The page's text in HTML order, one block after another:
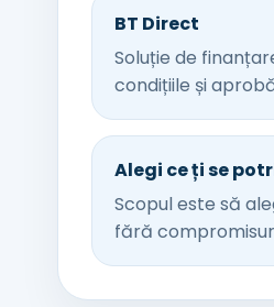
BT Direct
Soluție de
condițiile și
Alegi ce ți se
Scopul este să
fără